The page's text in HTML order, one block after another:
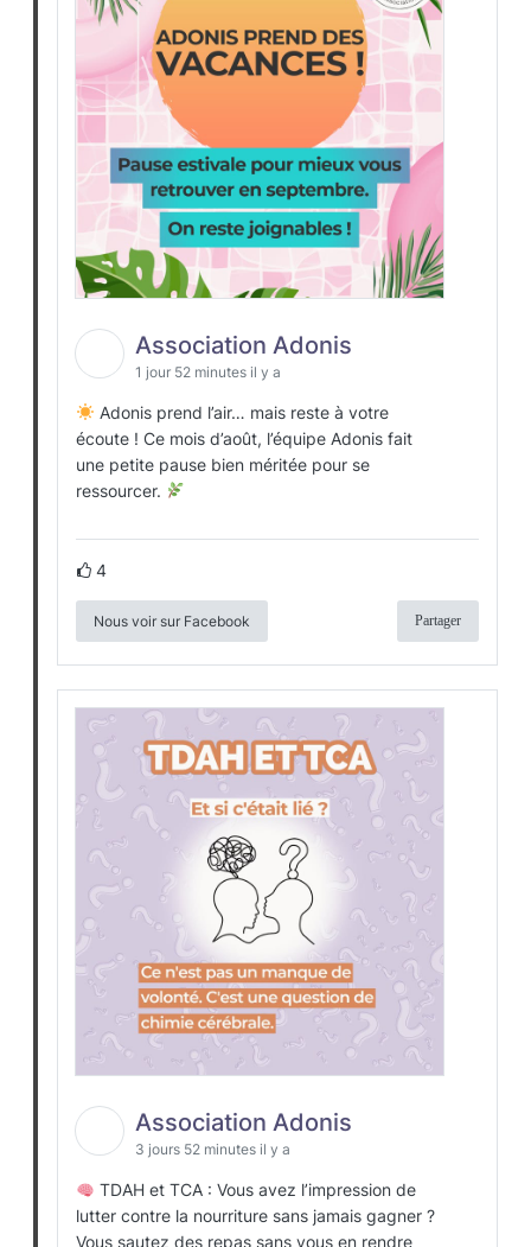
Association Adonis
1 jour 52 minutes il y a
Adonis prend l’air… mais reste à votre
écoute ! Ce mois d’août, l’équipe Adonis fait
une petite pause bien méritée pour se
ressourcer.
4
Nous voir sur Facebook Partager
Association Adonis
3 jours 52 minutes il y a
TDAH et TCA : Vous avez l’impression de
lutter contre la nourriture sans jamais gagner ?
Vous sautez des repas sans vous en rendre